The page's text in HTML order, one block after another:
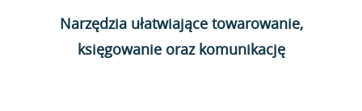
Narzędzia ułatwiające towarowanie,
księgowanie oraz komunikację